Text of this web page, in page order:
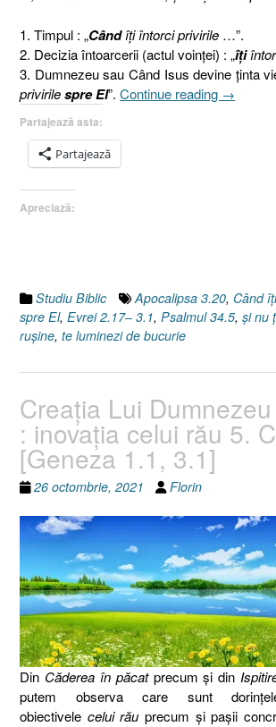
1. Timpul : „Cândîţi întorci privirile …”.
2. Decizia întoarcerii (actul voinţei) : „îţi
3. Dumnezeu sau Când Isus devine ţinta
privirilespre El”. Continue reading „Aici
Evrei
2.17–
3.1]”
→
Partajează asta:
Partajează
Apreciază:
Studiu Biblic Apocalipsa 3.20, Când
spre El, Evrei 2.17– 3.1, Psalmul 34.5, şi nu
ruşine, te luminezi de bucurie
Creaţia Lui
: inovaţia celui rău 5.
[Geneza 1.1, 3.1]
26 octombrie, 2021 Florin
Din Căderea în păcatprecum şi din
putem observa care sunt
obiectivele celui rău precum şi paşii